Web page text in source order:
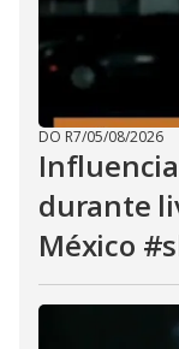
DO R7/05/08/2026
durante
México